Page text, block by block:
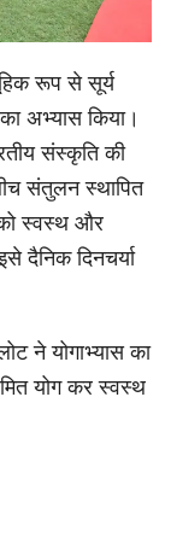
रूप से सूर्य
अभ्यास किया।
संस्कृति की
संतुलन स्थापित
को स्वस्थ और
दैनिक दिनचर्या
ने योगाभ्यास का
योग कर स्वस्थ